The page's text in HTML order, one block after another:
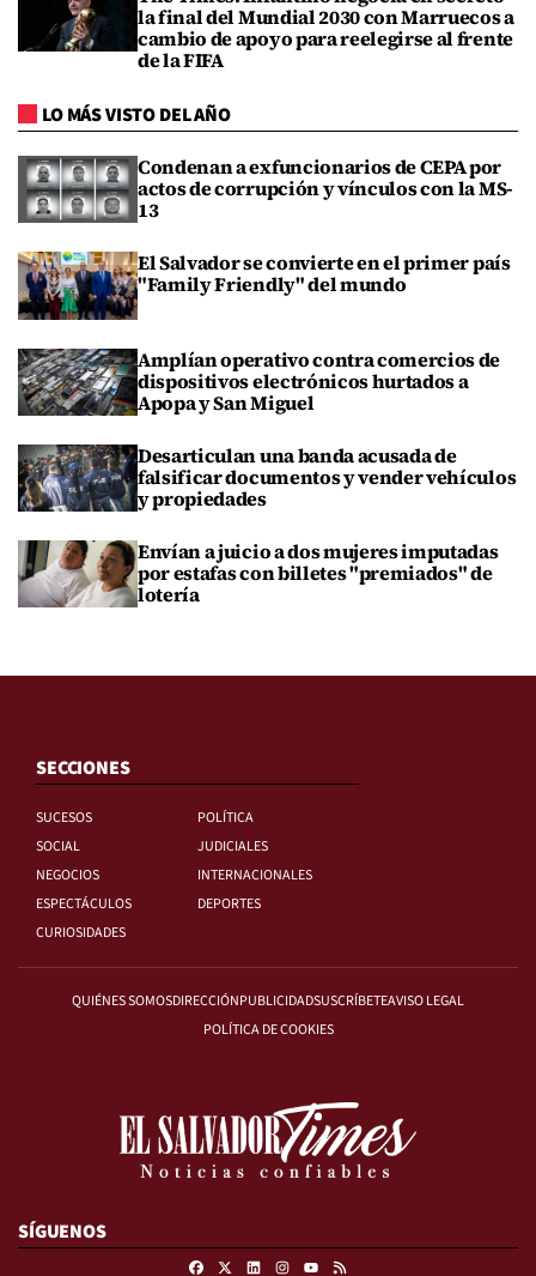
la final del Mundial 2030 con Marruecos a
cambio de apoyo para reelegirse al frente
de la FIFA
LO MÁS VISTO DEL AÑO
Condenan a exfuncionarios de CEPA por
actos de corrupción y vínculos con la MS-
13
El Salvador se convierte en el primer país
"Family Friendly" del mundo
Amplían operativo contra comercios de
dispositivos electrónicos hurtados a
Apopa y San Miguel
Desarticulan una banda acusada de
falsificar documentos y vender vehículos
y propiedades
Envían a juicio a dos mujeres imputadas
por estafas con billetes "premiados" de
lotería
SECCIONES
SUCESOS
POLÍTICA
SOCIAL
JUDICIALES
NEGOCIOS
INTERNACIONALES
ESPECTÁCULOS
DEPORTES
CURIOSIDADES
QUIÉNES SOMOSDIRECCIÓNPUBLICIDADSUSCRÍBETEAVISO LEGAL
POLÍTICA DE COOKIES
SÍGUENOS
FacebookLinkedinInstagramRSS